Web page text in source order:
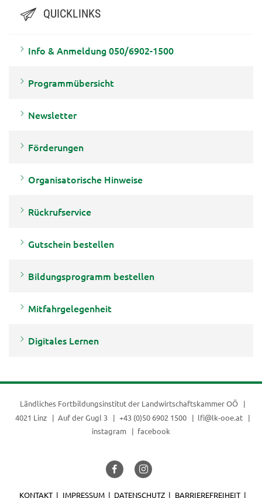
QUICKLINKS
Info & Anmeldung 050/6902-1500
Programmübersicht
Newsletter
Förderungen
Organisatorische Hinweise
Rückrufservice
Gutschein bestellen
Bildungsprogramm bestellen
Mitfahrgelegenheit
Digitales Lernen
Ländliches Fortbildungsinstitut der Landwirtschaftskammer OÖ
4021 Linz
Auf der Gugl 3 +43 (0)50 6902 1500
lfi@lk-ooe.at
instagram
facebook
KONTAKT IMPRESSUM DATENSCHUTZ BARRIEREFREIHEIT